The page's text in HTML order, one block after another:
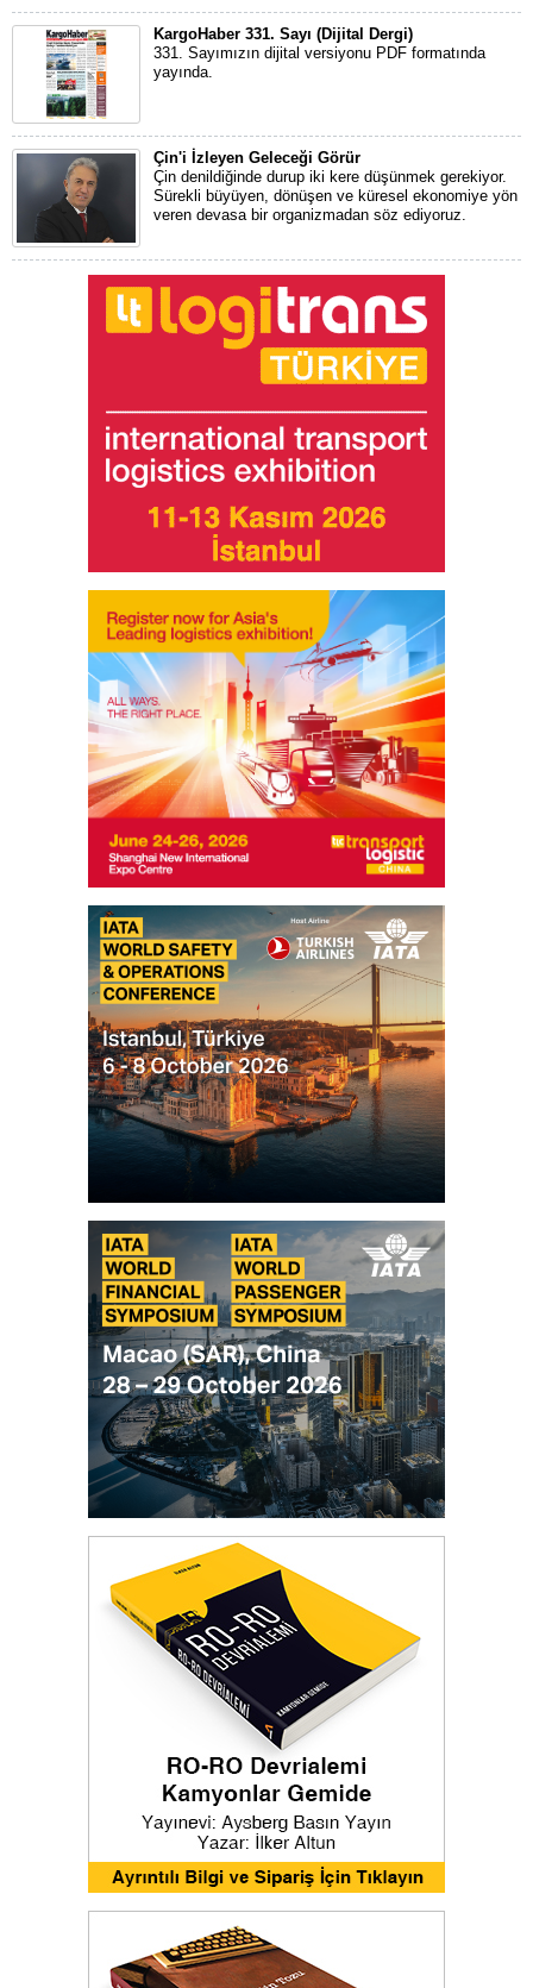
KargoHaber 331. Sayı (Dijital Dergi)
331. Sayımızın dijital versiyonu PDF formatında
yayında.
Çin'i İzleyen Geleceği Görür
Çin denildiğinde durup iki kere düşünmek gerekiyor.
Sürekli büyüyen, dönüşen ve küresel ekonomiye yön
veren devasa bir organizmadan söz ediyoruz.